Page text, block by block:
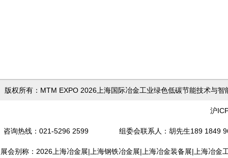
版权所有：MTM EXPO 2026上海国际冶金工业绿色低碳节
沪
咨询热线：021-5296 2599 组委会联系人 ：胡先生189
展会别称：2026上海冶金展|上海钢铁冶金展|上海冶金装备展|上海冶